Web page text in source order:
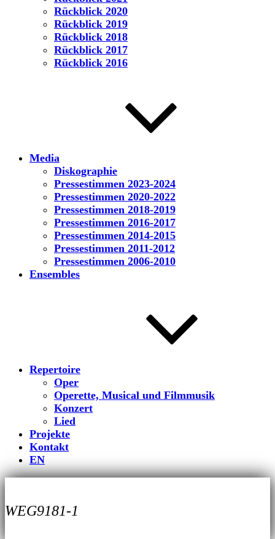
Rückblick 2020
Rückblick 2019
Rückblick 2018
Rückblick 2017
Rückblick 2016
Media
Diskographie
Pressestimmen 2023-2024
Pressestimmen 2020-2022
Pressestimmen 2018-2019
Pressestimmen 2016-2017
Pressestimmen 2014-2015
Pressestimmen 2011-2012
Pressestimmen 2006-2010
Ensembles
Repertoire
Oper
Operette, Musical und Filmmusik
Konzert
Lied
Projekte
Kontakt
EN
WEG9181-1